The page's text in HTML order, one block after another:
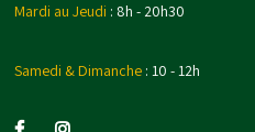
Mardi au Jeudi : 8h - 20h30
Samedi & Dimanche : 10 - 12h